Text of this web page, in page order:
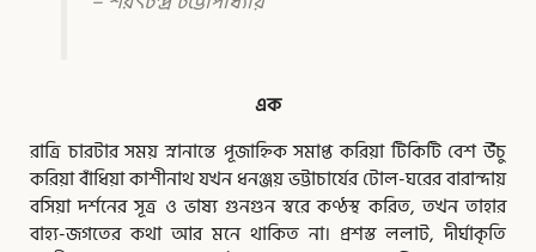
এক
রাত্রি চারটার সময় স্নানান্তে পূজাহ্নিক সমাপ্ত করিয়া টিকিটি বেশ উঁচু
করিয়া বাঁধিয়া কাশীনাথ যখন ধনঞ্জয় ভট্টাচার্যের টোল-ঘরের বারান্দায়
বসিয়া দর্শনের সূত্র ও ভাষ্য গুনগুন স্বরে কণ্ঠস্থ করিত, তখন তাহার
বাহ্য-জগতের কথা আর মনে থাকিত না। প্রশস্ত ললাট, দীর্ঘাকৃতি